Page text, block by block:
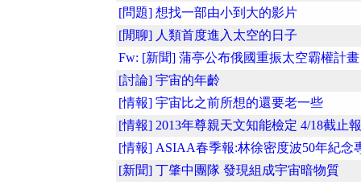
[問題] 想找一部由小到大的影片
[閒聊] 人類首度進入太空的日子
Fw: [新聞] 蒲亭公布俄國重振太空霸權計畫
[討論] 宇宙的年齡
[情報] 宇宙比之前所想的還要老一些
[情報] 2013年尊親天文知能檢定 4/18截止
[情報] ASIAA春季報:林徐密度波50年紀念
[新聞] 丁肇中團隊 發現組成宇宙暗物質